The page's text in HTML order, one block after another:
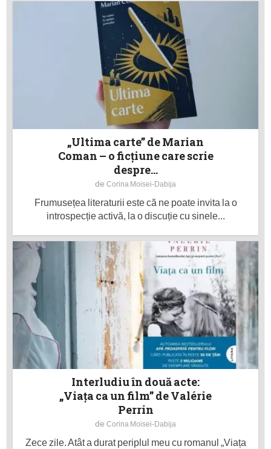
„Ultima carte” de Marian
Coman – o ficțiune care scrie
despre...
de Corina Moisei-Dabija
Frumusețea literaturii este că ne poate invita la o
introspecție activă, la o discuție cu sinele...
Interludiu în două acte:
„Viața ca un film” de Valérie
Perrin
de Corina Moisei-Dabija
Zece zile. Atât a durat periplul meu cu romanul „Viața